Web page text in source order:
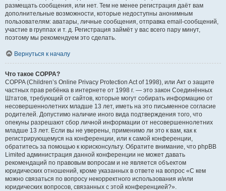
размещать сообщения, или нет. Тем не менее регистрация даёт вам
дополнительные возможности, которые недоступны анонимным
пользователям: аватары, личные сообщения, отправка email-сообщений,
участие в группах и т. д. Регистрация займёт у вас всего пару минут,
поэтому мы рекомендуем это сделать.
Вернуться к началу
Что такое COPPA?
COPPA (Children’s Online Privacy Protection Act of 1998), или Акт о защите
частных прав ребёнка в интернете от 1998 г. — это закон Соединённых
Штатов, требующий от сайтов, которые могут собирать информацию от
несовершеннолетних младше 13 лет, иметь на это письменное согласие
родителей. Допустимо наличие иного вида подтверждения того, что
опекуны разрешают сбор личной информации от несовершеннолетних
младше 13 лет. Если вы не уверены, применимо ли это к вам, как к
регистрирующемуся на конференции, или к самой конференции,
обратитесь за помощью к юрисконсульту. Обратите внимание, что phpBB
Limited администрация данной конференции не может давать
рекомендаций по правовым вопросам и не является объектом
юридических отношений, кроме указанных в ответе на вопрос «С кем
можно связаться по вопросу некорректного использования и/или
юридических вопросов, связанных с этой конференцией?».